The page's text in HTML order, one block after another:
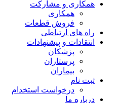
و مشارکت
همکاری
فروش قطعات
های ارتباطی
و پيشنهادات
پزشكان
پرستاران
بيماران
نام
درخواست استخدام
ما